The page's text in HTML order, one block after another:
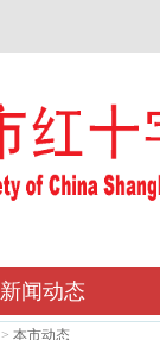
新闻动态
> 本市动态